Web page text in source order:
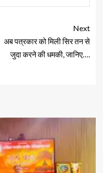
Next
अब पत्रकार को मिली सिर तन से
जुदा करने की धमकी, जानिए….